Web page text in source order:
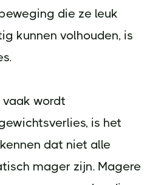
die ze leuk
kunnen volhouden, is
wordt
is het
dat niet alle
mager zijn. Magere